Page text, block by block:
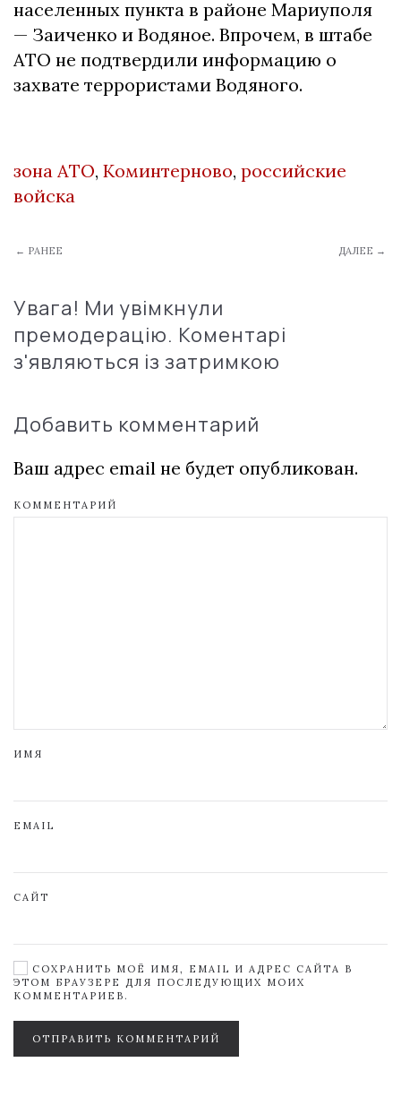
населенных пункта в районе Мариуполя
— Заиченко и Водяное. Впрочем, в штабе
АТО не подтвердили информацию о
захвате террористами Водяного.
зона АТО, Коминтерново, российские
войска
← РАНЕЕ ДАЛЕЕ →
Увага! Ми увімкнули
премодерацію. Коментарі
з'являються із затримкою
Добавить комментарий
Ваш адрес email не будет опубликован.
КОММЕНТАРИЙ
ИМЯ
EMAIL
САЙТ
СОХРАНИТЬ МОЁ ИМЯ, EMAIL И АДРЕС САЙТА В
ЭТОМ БРАУЗЕРЕ ДЛЯ ПОСЛЕДУЮЩИХ МОИХ
КОММЕНТАРИЕВ.
ОТПРАВИТЬ КОММЕНТАРИЙ